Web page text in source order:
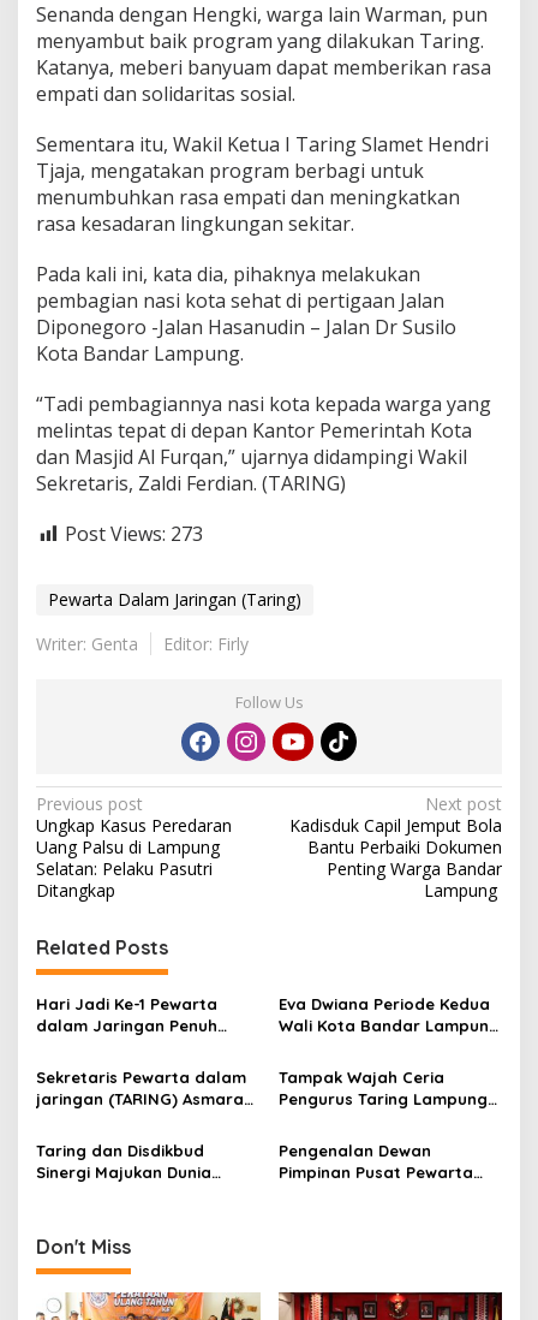
Senanda dengan Hengki, warga lain Warman, pun
menyambut baik program yang dilakukan Taring.
Katanya, meberi banyuam dapat memberikan rasa
empati dan solidaritas sosial.
Sementara itu, Wakil Ketua I Taring Slamet Hendri
Tjaja, mengatakan program berbagi untuk
menumbuhkan rasa empati dan meningkatkan
rasa kesadaran lingkungan sekitar.
Pada kali ini, kata dia, pihaknya melakukan
pembagian nasi kota sehat di pertigaan Jalan
Diponegoro -Jalan Hasanudin – Jalan Dr Susilo
Kota Bandar Lampung.
“Tadi pembagiannya nasi kota kepada warga yang
melintas tepat di depan Kantor Pemerintah Kota
dan Masjid Al Furqan,” ujarnya didampingi Wakil
Sekretaris, Zaldi Ferdian. (TARING)
Post Views: 273
Pewarta Dalam Jaringan (Taring)
Writer: Genta
Editor: Firly
Follow Us
P
o
s
t
n
a
v
i
g
a
t
i
n
Previous post
Ungkap Kasus Peredaran
Uang Palsu di Lampung
Selatan: Pelaku Pasutri
Ditangkap
Next post
Kadisduk Capil Jemput Bola
Bantu Perbaiki Dokumen
Penting Warga Bandar
Lampung
Related Posts
Hari Jadi Ke-1 Pewarta
dalam Jaringan Penuh
Yatim/Piatu dengan Tema
Tumbuh, Berbagi dan
Menginspirasi
Eva Dwiana Periode Kedua
Wali Kota Bandar Lampung
Pembangunan
Sekretaris Pewarta dalam
jaringan (TARING) Asmarani
Diharapkan Membawa
Kebermanfaatan
Tampak Wajah Ceria
Pengurus Taring Lampung
Buka Bersama 1446 Hijriyah
Taring dan Disdikbud
Sinergi Majukan Dunia
Pengenalan Dewan
Pimpinan Pusat Pewarta
Don't Miss